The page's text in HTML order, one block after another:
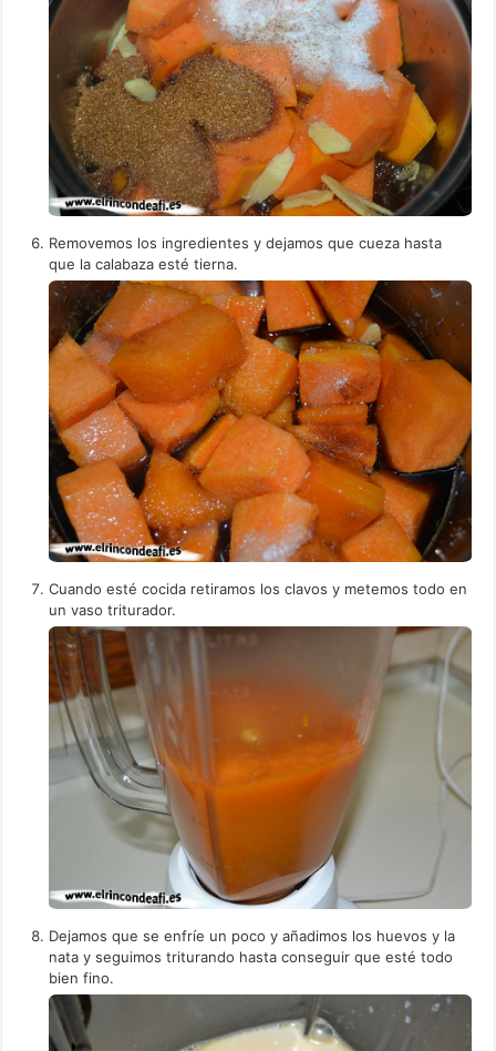
Removemos los ingredientes y dejamos que cueza hasta
que la calabaza esté tierna.
Cuando esté cocida retiramos los clavos y metemos todo en
un vaso triturador.
Dejamos que se enfríe un poco y añadimos los huevos y la
nata y seguimos triturando hasta conseguir que esté todo
bien fino.